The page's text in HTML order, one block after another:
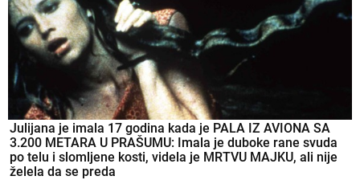
Julijana je imala 17 godina kada je PALA IZ AVIONA SA
3.200 METARA U PRAŠUMU: Imala je duboke rane svuda
po telu i slomljene kosti, videla je MRTVU MAJKU, ali nije
želela da se preda